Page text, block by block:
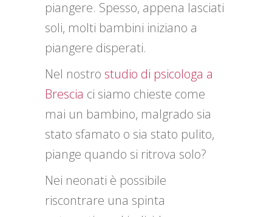
piangere. Spesso, appena lasciati
soli, molti bambini iniziano a
piangere disperati.
Nel nostro studio di psicologa a
Brescia ci siamo chieste come
mai un bambino, malgrado sia
stato sfamato o sia stato pulito,
piange quando si ritrova solo?
Nei neonati è possibile
riscontrare una spinta